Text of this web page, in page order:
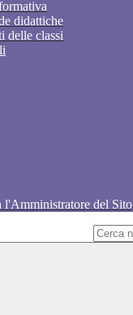
didattiche
delle classi
l'Amministratore del Sito